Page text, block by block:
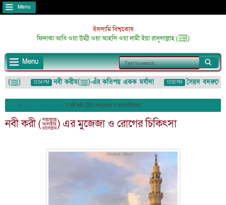
Menu
ইসলামি বিশ্বকোষ
ফিদাকা আবি ওয়া উম্মী ওয়া আহলি ওয়া দামী ইয়া রাসূলাল্লাহ (ﷺ)
Menu
আজমতে মুস্তফা (ﷺ) 12:54 PM নবী করীম(ﷺ)-এঁর কতিপয় একক মর্যাদা 12:52 PM
সৈয়দ বদরুদ্দোজা
» » নবী করী (ﷺ) এর মুজেজা ও রোগের চিকিৎসা
নবী করী (ﷺ) এর মুজেজা ও রোগের চিকিৎসা